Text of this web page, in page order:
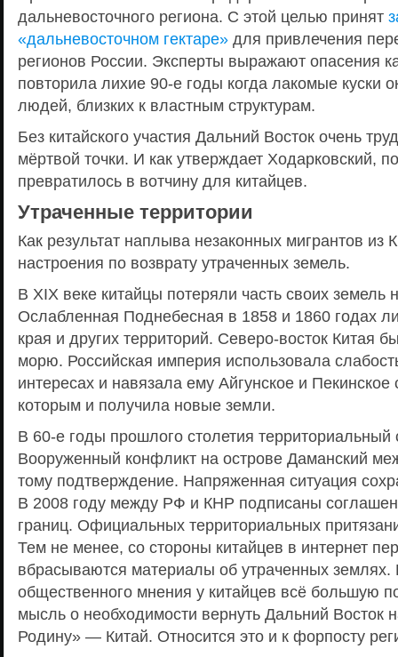
дальневосточного региона. С этой целью принят
«дальневосточном гектаре» для привлечения
регионов России. Эксперты выражают опасения
повторила лихие 90-е годы когда лакомые куски
людей, близких к властным структурам.
Без китайского участия Дальний Восток очень
мёртвой точки. И как утверждает Ходарковский,
превратилось в вотчину для китайцев.
Утраченные территории
Как результат наплыва незаконных мигрантов из
настроения по возврату утраченных земель.
В XIX веке китайцы потеряли часть своих земель
Ослабленная Поднебесная в 1858 и 1860 годах
края и других территорий. Северо-восток Китая
морю. Российская империя использовала
интересах и навязала ему Айгунское и
которым и получила новые земли.
В 60-е годы прошлого столетия территориальный
Вооруженный конфликт на острове Даманский
тому подтверждение. Напряженная ситуация
В 2008 году между РФ и КНР подписаны
границ. Официальных территориальных
Тем не менее, со стороны китайцев в интернет
вбрасываются материалы об утраченных землях.
общественного мнения у китайцев всё большую
мысль о необходимости вернуть Дальний Восток
Родину» — Китай. Относится это и к форпосту